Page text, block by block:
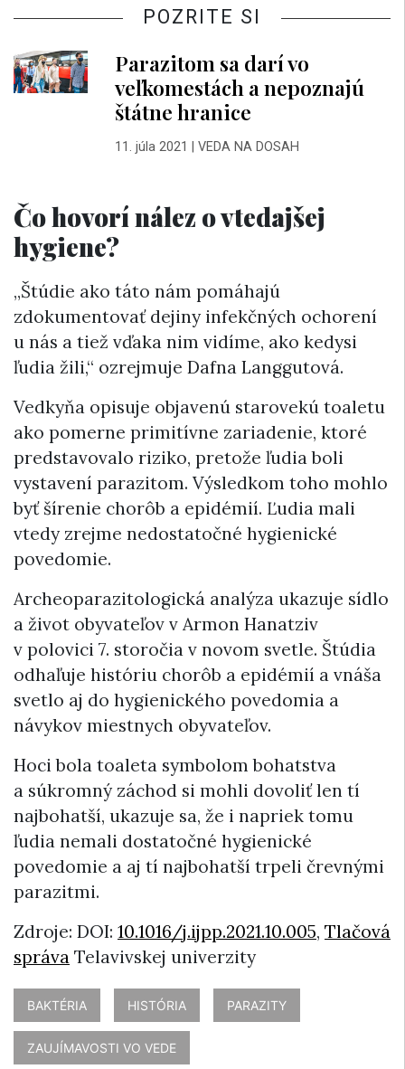
POZRITE SI
Parazitom sa darí vo
veľkomestách a nepoznajú
štátne hranice
11. júla 2021 VEDA NA DOSAH
Čo hovorí nález o vtedajšej
hygiene?
„Štúdie ako táto nám pomáhajú
zdokumentovať dejiny infekčných ochorení
u nás a tiež vďaka nim vidíme, ako kedysi
ľudia žili,“ ozrejmuje Dafna Langgutová.
Vedkyňa opisuje objavenú starovekú toaletu
ako pomerne primitívne zariadenie, ktoré
predstavovalo riziko, pretože ľudia boli
vystavení parazitom. Výsledkom toho mohlo
byť šírenie chorôb a epidémií. Ľudia mali
vtedy zrejme nedostatočné hygienické
povedomie.
Archeoparazitologická analýza ukazuje sídlo
a život obyvateľov v Armon Hanatziv
v polovici 7. storočia v novom svetle. Štúdia
odhaľuje históriu chorôb a epidémií a vnáša
svetlo aj do hygienického povedomia a
návykov miestnych obyvateľov.
Hoci bola toaleta symbolom bohatstva
a súkromný záchod si mohli dovoliť len tí
najbohatší, ukazuje sa, že i napriek tomu
ľudia nemali dostatočné hygienické
povedomie a aj tí najbohatší trpeli črevnými
parazitmi.
Zdroje: DOI: 10.1016/j.ijpp.2021.10.005, Tlačová
správa Telavivskej univerzity
BAKTÉRIA HISTÓRIA PARAZITY
ZAUJÍMAVOSTI VO VEDE